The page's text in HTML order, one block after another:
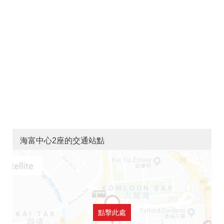
海富中心2座的交通站點
點擊此處